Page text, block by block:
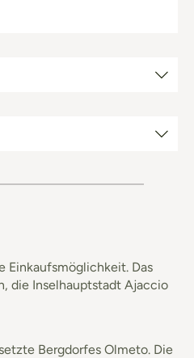
Einkaufsmöglichkeit. Das
die Inselhauptstadt Ajaccio
Bergdorfes Olmeto. Die